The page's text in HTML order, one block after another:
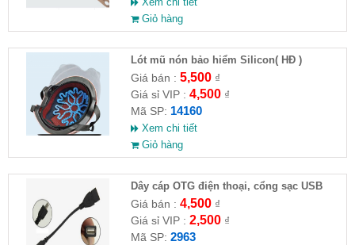
Giỏ hàng
Lót mũ nón bảo hiểm Silicon( HĐ )
Giá bán : 5,500₫
Giá sỉ VIP : 4,500₫
Mã SP: 14160
Xem chi tiết
Giỏ hàng
Dây cáp OTG điện thoại, cổng sạc USB
Giá bán : 4,500₫
Giá sỉ VIP : 2,500₫
Mã SP: 2963